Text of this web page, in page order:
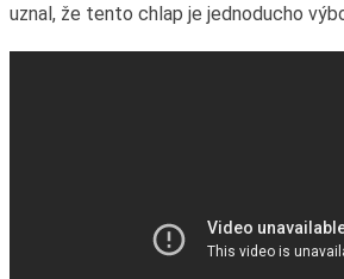
uznal, že tento chlap je jednoducho